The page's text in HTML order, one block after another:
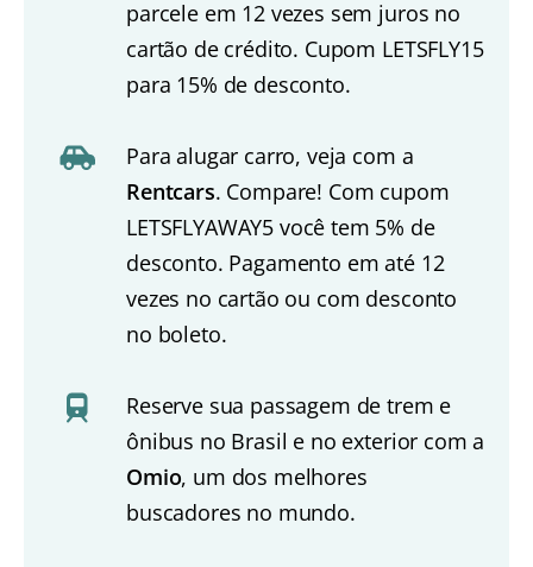
parcele em 12 vezes sem juros no
cartão de crédito. Cupom LETSFLY15
para 15% de desconto.
Para alugar carro, veja com a
Rentcars. Compare! Com cupom
LETSFLYAWAY5 você tem 5% de
desconto. Pagamento em até 12
vezes no cartão ou com desconto
no boleto.
Reserve sua passagem de trem e
ônibus no Brasil e no exterior com a
Omio, um dos melhores
buscadores no mundo.